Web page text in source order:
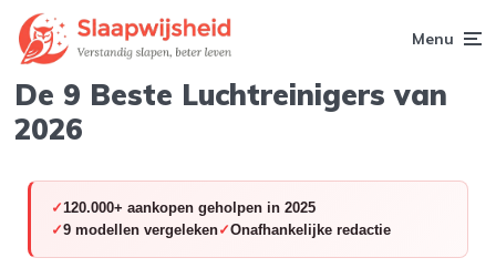
Menu
De 9 Beste Luchtreinigers van
2026
120.000+ aankopen geholpen in 2025
9 modellen vergeleken
Onafhankelijke redactie